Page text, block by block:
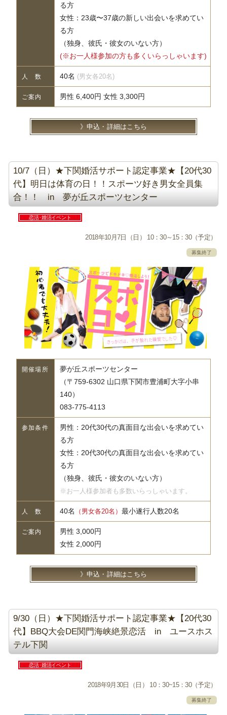
る方
女性：23歳〜37歳の新しい出会いを求めてい
る方
（独身、彼氏・彼女のいない方）
(※お一人様参加の方も多くいらっしゃいます)
人 数 40名 (男女各20名)
ご案内 男性 6,400円 女性 3,300円
申込・詳細はこちら
10/7（日）★下関婚活サポート認定事業★【20代30
代】明日は体育の日！！スポーツ好き男女全員集
合！！ in 夢が丘スポーツセンター
恋活･婚活イベント
2018年10月7日（日） 10：30～15：30（予定）
募集終了
開催場所
夢が丘スポーツセンター
（〒759-6302 山口県下関市豊浦町大字小串
140）
083-775-4113
参加条件
男性：20代30代の真面目な出会いを求めてい
る方
女性：20代30代の真面目な出会いを求めてい
る方
（独身、彼氏・彼女のいない方）
※お一人様参加者も多数いらっしゃいます。
人 数 40名 （男女各20名） 最小遂行人数20名
ご案内
男性 3,000円
女性 2,000円
申込・詳細はこちら
9/30（日）★下関婚活サポート認定事業★【20代30
代】BBQ大会DE関門海峡絶景恋活 in ユースホス
テル下関
恋活･婚活イベント
2018年9月30日（日） 10：30~15：30（予定）
募集終了